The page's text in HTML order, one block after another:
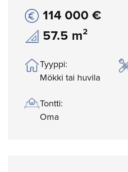
114 000 €
57.5 m²
Tyyppi:
Mökki tai huvila
Tontti:
Oma